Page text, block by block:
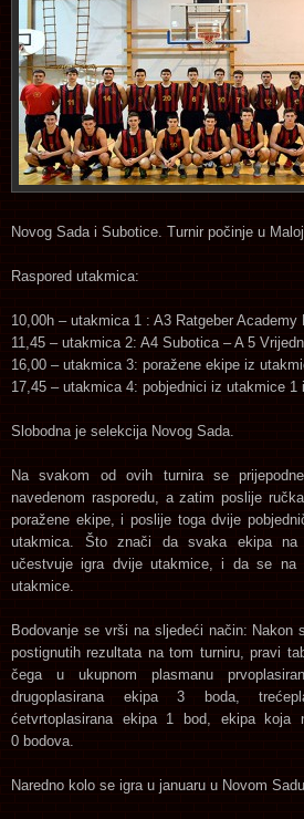
Novog Sada i Subotice. Turnir počinje u
Raspored utakmica:
10,00h – utakmica 1 : A3 Ratgeber
11,45 – utakmica 2: A4 Subotica – A 5
16,00 – utakmica 3: poražene ekipe iz
17,45 – utakmica 4: pobjednici iz utakmice 1
Slobodna je selekcija Novog Sada.
Na svakom od ovih turnira se
navedenom rasporedu, a zatim poslije
poražene ekipe, i poslije toga dvije
utakmica. Što znači da svaka ekipa na
učestvuje igra dvije utakmice, i da se na
utakmice.
Bodovanje se vrši na sljedeći način: Nakon
postignutih rezultata na tom turniru, pravi
čega u ukupnom plasmanu
drugoplasirana ekipa 3 boda,
ćetvrtoplasirana ekipa 1 bod, ekipa koja
0 bodova.
Naredno kolo se igra u januaru u Novom Sadu.